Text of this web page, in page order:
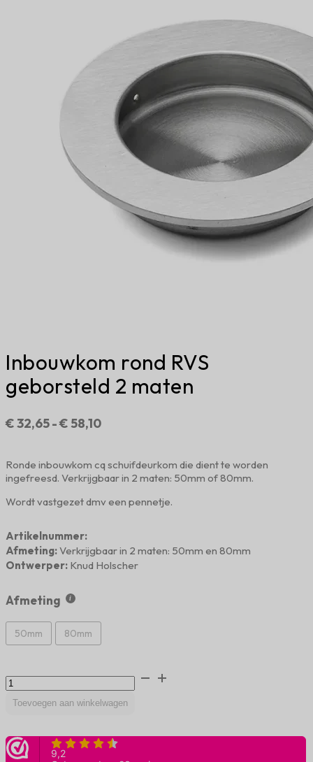
Inbouwkom rond RVS
geborsteld 2 maten
€32,65-€ 58,10Prijsklasse:
€ 58,10
Ronde inbouwkom cq schuifdeurkom die dient te worden
ingefreesd. Verkrijgbaar in 2 maten: 50mm of 80mm.
Wordt vastgezet dmv een pennetje.
Artikelnummer:
Afmeting:Verkrijgbaar in 2 maten: 50mm en 80mm
Ontwerper: Knud Holscher
Afmeting
50mm 80mm
Inbouwkom
rond
RVS
maten
aantal
Toevoegen aan winkelwagen